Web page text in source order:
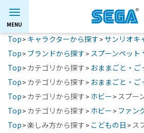
Top キャラクターから探す サンリオキ
Top
ブランドから探す スプーンペット
Top
カテゴリから探す おままごと・ご
Top
カテゴリから探す おままごと・ご
Top
カテゴリから探す ホビー
スプー
Top
カテゴリから探す ホビー ファン
Top 楽しみ方から探す こどもの日
ス